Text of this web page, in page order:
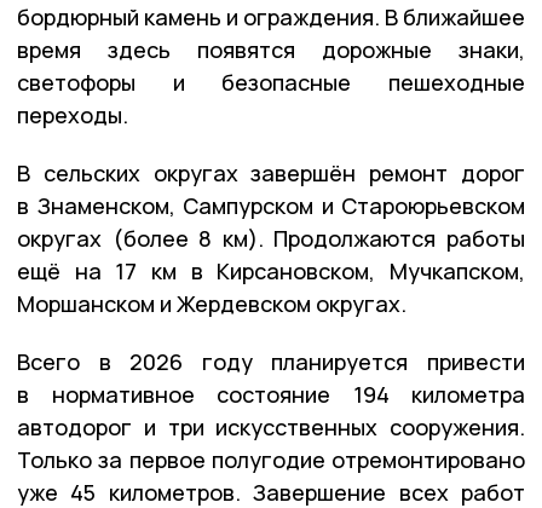
бордюрный камень и ограждения. В ближайшее
время здесь появятся дорожные знаки,
светофоры и безопасные пешеходные
переходы.
В сельских округахзавершён ремонт дорог
в Знаменском, Сампурском и Староюрьевском
округах (более 8 км). Продолжаются работы
ещё на 17 км в Кирсановском, Мучкапском,
Моршанском и Жердевском округах.
Всего в 2026 году планируется привести
в нормативное состояние 194 километра
автодорог и три искусственных сооружения.
Только за первое полугодие отремонтировано
уже 45 километров. Завершение всех работ